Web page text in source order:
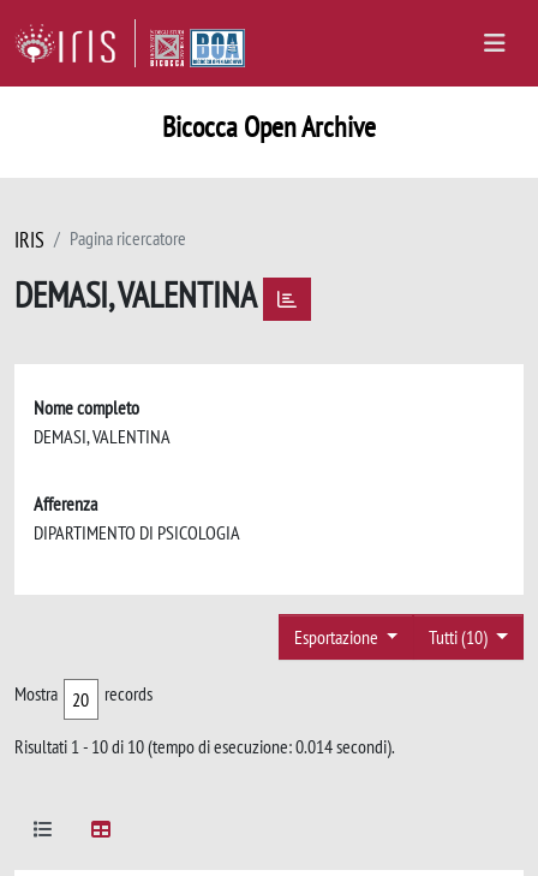
Bicocca Open Archive
IRIS Pagina ricercatore
DEMASI, VALENTINA
Nome completo
DEMASI, VALENTINA
Afferenza
DIPARTIMENTO DI PSICOLOGIA
Tutti (10)
Esportazione
Mostra records
Risultati 1 - 10 di 10 (tempo di esecuzione: 0.014 secondi).